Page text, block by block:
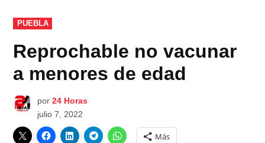
PUBLICADO
EN
PUEBLA
Reprochable no vacunar
a menores de edad
por 24 Horas
julio 7, 2022
Más